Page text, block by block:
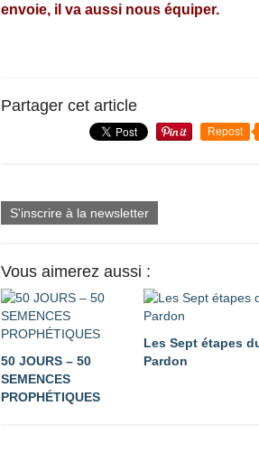
envoie, il va aussi nous équiper.
Partager cet article
Repost
S'inscrire à la newsletter
Vous aimerez aussi :
50 JOURS – 50
SEMENCES
PROPHÉTIQUES
Les Sept étapes
Pardon